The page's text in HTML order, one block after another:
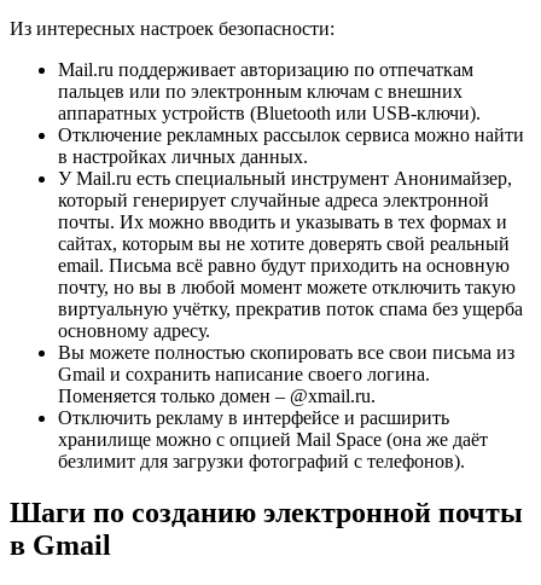
Из интересных настроек безопасности:
Mail.ru поддерживает авторизацию по отпечаткам
пальцев или по электронным ключам с внешних
аппаратных устройств (Bluetooth или USB-ключи).
Отключение рекламных рассылок сервиса можно найти
в настройках личных данных.
У Mail.ru есть специальный инструмент Анонимайзер,
который генерирует случайные адреса электронной
почты. Их можно вводить и указывать в тех формах и
сайтах, которым вы не хотите доверять свой реальный
email. Письма всё равно будут приходить на основную
почту, но вы в любой момент можете отключить такую
виртуальную учётку, прекратив поток спама без ущерба
основному адресу.
Вы можете полностью скопировать все свои письма из
Gmail и сохранить написание своего логина.
Поменяется только домен – @xmail.ru.
Отключить рекламу в интерфейсе и расширить
хранилище можно с опцией Mail Space (она же даёт
безлимит для загрузки фотографий с телефонов).
Шаги по созданию электронной почты
в Gmail